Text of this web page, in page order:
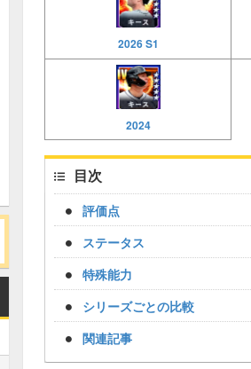
2026 S1
2024
目次
評価点
ステータス
特殊能力
シリーズごとの比較
関連記事